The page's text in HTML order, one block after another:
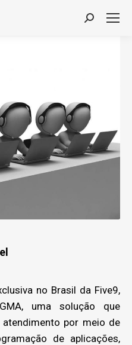
Search:
no Brasil da Five9,
uma solução que
por meio de
de aplicações,